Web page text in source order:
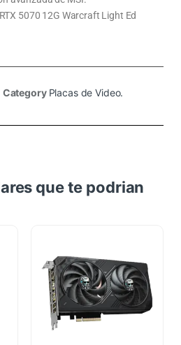
5070 12G Warcraft Light Ed
Category Placas de Video.
que te podrian